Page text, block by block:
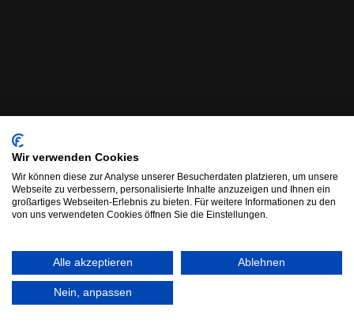
Wir verwenden Cookies
Wir können diese zur Analyse unserer Besucherdaten platzieren, um unsere
Webseite zu verbessern, personalisierte Inhalte anzuzeigen und Ihnen ein
großartiges Webseiten-Erlebnis zu bieten. Für weitere Informationen zu den
von uns verwendeten Cookies öffnen Sie die Einstellungen.
Alle akzeptieren Ablehnen
Nein, anpassen